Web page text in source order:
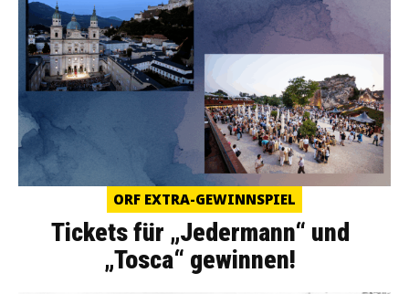
ORF EXTRA-GEWINNSPIEL
Tickets für „Jedermann“ und
„Tosca“ gewinnen!